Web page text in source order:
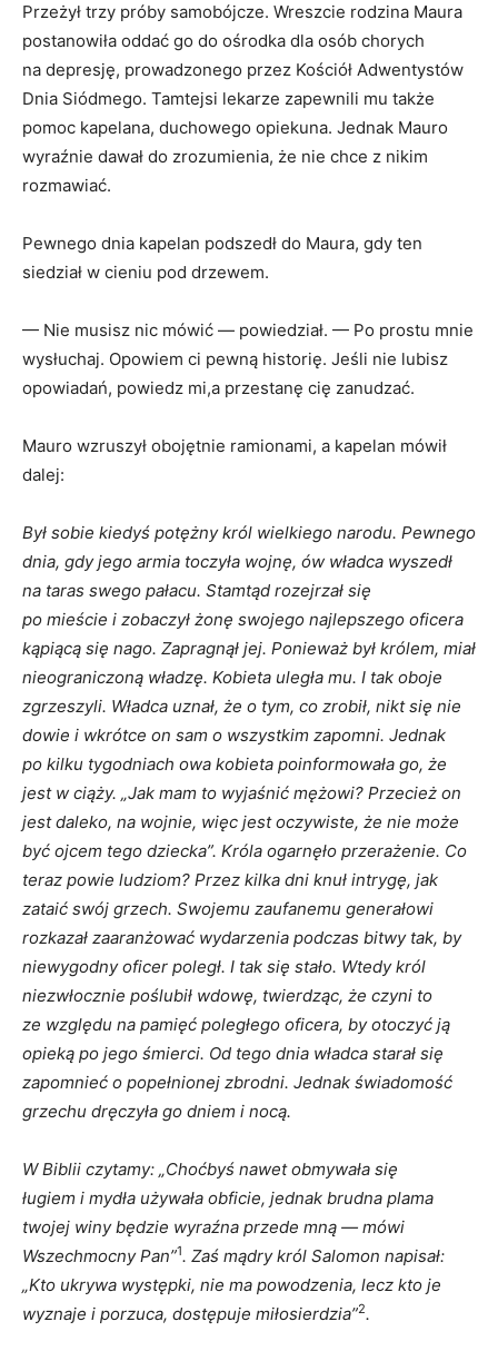
Przeżył trzy próby samobójcze. Wreszcie rodzina Maura
postanowiła oddać go do ośrodka dla osób chorych
na depresję, prowadzonego przez Kościół Adwentystów
Dnia Siódmego. Tamtejsi lekarze zapewnili mu także
pomoc kapelana, duchowego opiekuna. Jednak Mauro
wyraźnie dawał do zrozumienia, że nie chce z nikim
rozmawiać.
Pewnego dnia kapelan podszedł do Maura, gdy ten
siedział w cieniu pod drzewem.
— Nie musisz nic mówić — powiedział. — Po prostu mnie
wysłuchaj. Opowiem ci pewną historię. Jeśli nie lubisz
opowiadań, powiedz mi,a przestanę cię zanudzać.
Mauro wzruszył obojętnie ramionami, a kapelan mówił
dalej:
Był sobie kiedyś potężny król wielkiego narodu. Pewnego
dnia, gdy jego armia toczyła wojnę, ów władca wyszedł
na taras swego pałacu. Stamtąd rozejrzał się
po mieście i zobaczył żonę swojego najlepszego oficera
kąpiącą się nago. Zapragnął jej. Ponieważ był królem, miał
nieograniczoną władzę. Kobieta uległa mu. I tak oboje
zgrzeszyli. Władca uznał, że o tym, co zrobił, nikt się nie
dowie i wkrótce on sam o wszystkim zapomni. Jednak
po kilku tygodniach owa kobieta poinformowała go, że
jestw ciąży. „Jak mam to wyjaśnić mężowi? Przecież on
jest daleko, na wojnie, więc jest oczywiste, że nie może
być ojcem tego dziecka”. Króla ogarnęło przerażenie. Co
teraz powie ludziom? Przez kilka dni knuł intrygę, jak
zataić swój grzech. Swojemu zaufanemu generałowi
rozkazał zaaranżować wydarzenia podczas bitwy tak, by
niewygodny oficer poległ. I tak się stało. Wtedy król
niezwłocznie poślubił wdowę, twierdząc, że czyni to
ze względu na pamięć poległego oficera, by otoczyć ją
opieką po jego śmierci. Od tego dnia władca starał się
zapomnieć o popełnionej zbrodni. Jednak świadomość
grzechu dręczyła go dniem i nocą.
W Biblii czytamy: „Choćbyś nawet obmywała się
ługiem i mydła używała obficie, jednak brudna plama
twojej winy będzie wyraźna przede mną — mówi
Wszechmocny Pan”1. Zaś mądry król Salomon napisał:
„Kto ukrywa występki, nie ma powodzenia, lecz kto je
wyznaje i porzuca, dostępuje miłosierdzia”2.